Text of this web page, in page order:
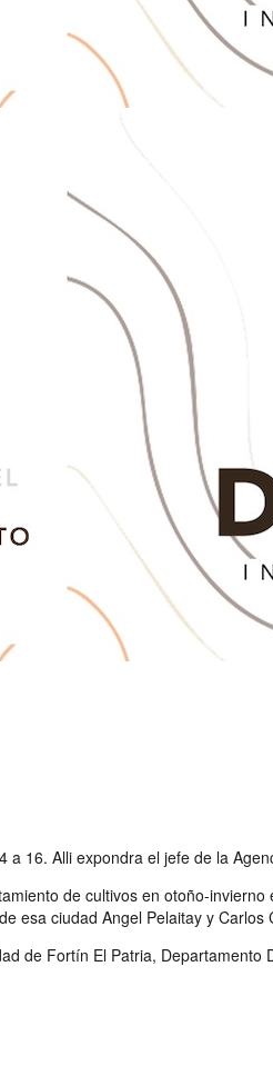
16. Alli expondra el jefe de la
de cultivos en otoño-
esa ciudad Angel Pelaitay y Carlos
de Fortín El Patria,